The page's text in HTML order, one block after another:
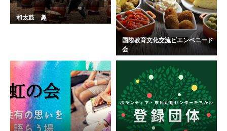
和太鼓 趣
国際教育文化交流ビエンベニード
会